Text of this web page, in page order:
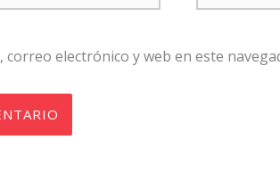
correo electrónico y web en este